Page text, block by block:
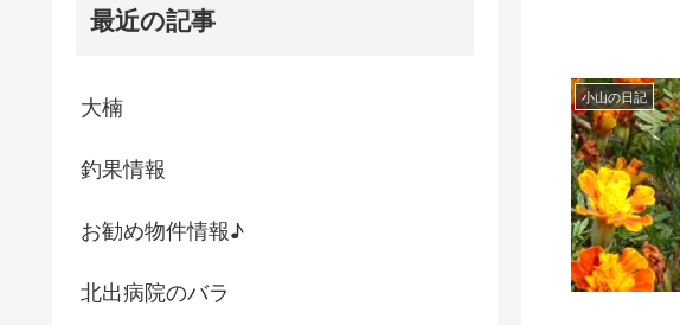
小山の日記
最近の記事
大楠
釣果情報
お勧め物件情報♪
北出病院のバラ